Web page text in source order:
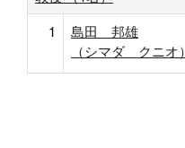
1
島田 邦雄
（シマダ クニオ）